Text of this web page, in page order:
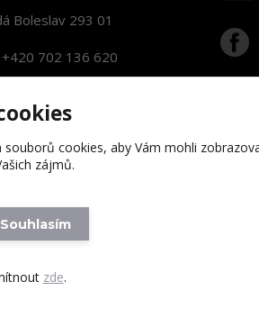
Boleslav 293 01
+420 702 136 620
s.r.o.
souborů cookies, aby Vám mohli
zájmů.
Souhlasím
zde.